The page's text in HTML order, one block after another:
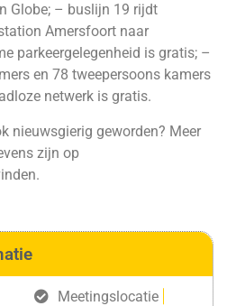
Globe; – buslijn 19 rijdt
Amersfoort naar
parkeergelegenheid is gratis; –
en 78 tweepersoons kamers
netwerk is gratis.
nieuwsgierig geworden? Meer
zijn op
Meetingslocatie